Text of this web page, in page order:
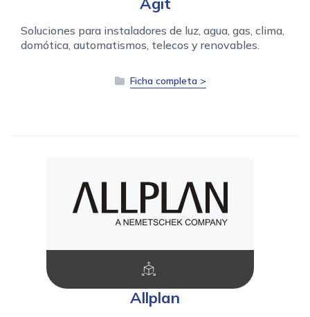
Soluciones para instaladores de luz, agua, gas, clima,
domótica, automatismos, telecos y renovables.
Ficha completa >
Allplan